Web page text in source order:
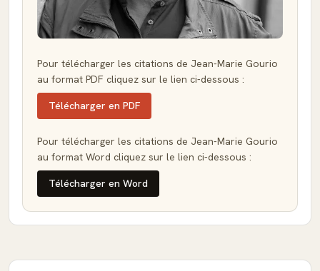
Pour télécharger les citations de Jean-Marie Gourio
au format PDF cliquez sur le lien ci-dessous :
Télécharger en PDF
Pour télécharger les citations de Jean-Marie Gourio
au format Word cliquez sur le lien ci-dessous :
Télécharger en Word